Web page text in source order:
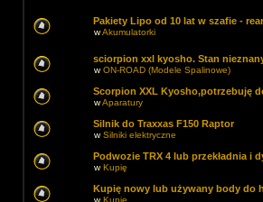
Pakiety Lipo od 10 lat w szafie -
wAkumulatorki
sciorpion xxl kyosho. Stan
wON-ROAD (Modele Spalinowe)
Scorpion XXL Kyosho,potrzebuję
wAparatury
Silnik do Traxxas F150 Raptor
wSilniki elektryczne
Podwozie TRX 4 lub przekładnia i
wKupię
Kupię nowy lub używany body do
wKupię